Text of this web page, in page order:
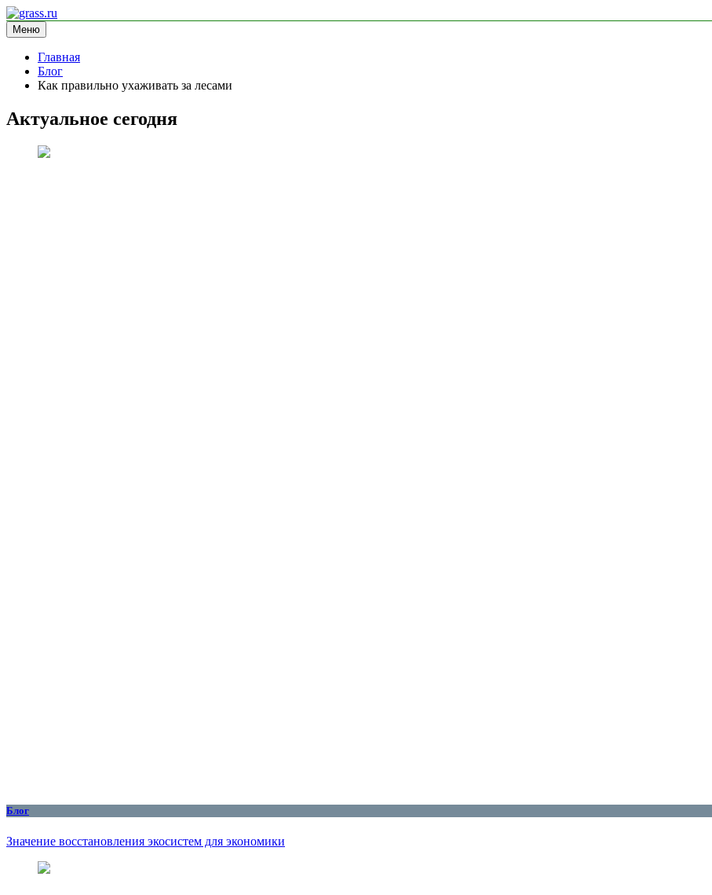
Перейти
к
содержимому
grass.ru
блог про экологию
Меню
Главная
Блог
Как правильно ухаживать за лесами
Актуальное сегодня
Блог
Значение восстановления экосистем для экономики